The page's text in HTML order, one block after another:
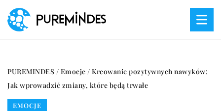
PUREMINDES / Emocje / Kreowanie pozytywnych nawyków:
Jak wprowadzić zmiany, które będą trwałe
EMOCJE